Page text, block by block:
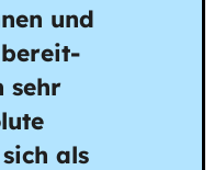
und
bereit­
sehr
als